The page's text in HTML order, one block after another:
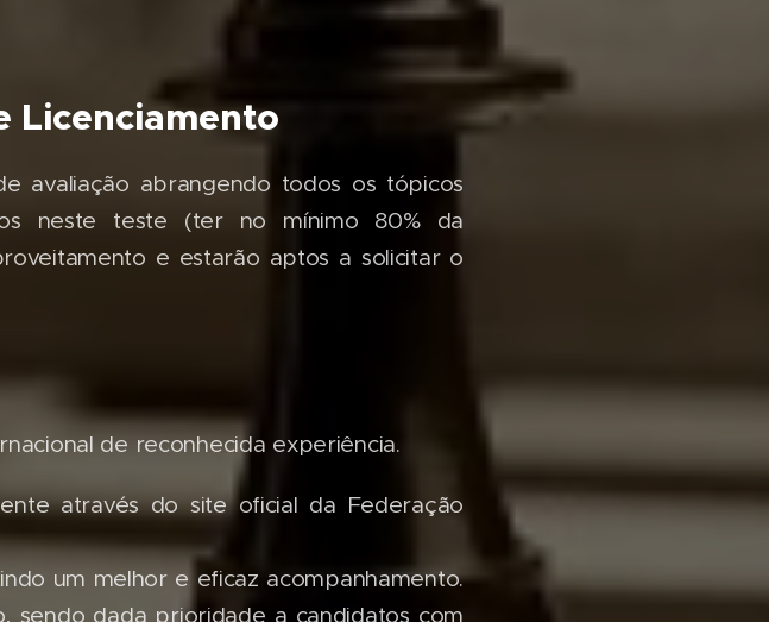
Licenciamento
avaliação abrangendo todos os tópicos
neste teste (ter no mínimo 80% da
e estarão aptos a solicitar o
de reconhecida experiência.
através do site oficial da Federação
um melhor e eficaz acompanhamento.
sendo dada prioridade a candidatos com